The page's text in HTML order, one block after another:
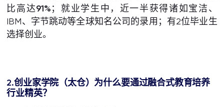
比高达91%；就业学生中，近一半获得诸如宝洁、
IBM、字节跳动等全球知名公司的录用；有2位毕业生
选择创业。
2.创业家学院（太仓）为什么要通过融合式教育培养
行业精英？